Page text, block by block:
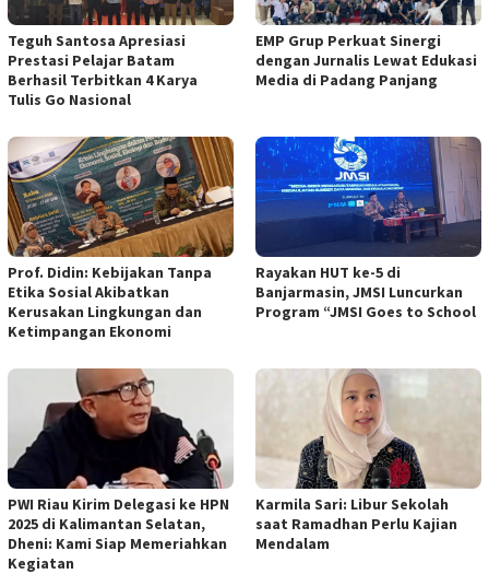
Teguh Santosa Apresiasi
Prestasi Pelajar Batam
Berhasil Terbitkan 4 Karya
Tulis Go Nasional
EMP Grup Perkuat Sinergi
dengan Jurnalis Lewat Edukasi
Media di Padang Panjang
Prof. Didin: Kebijakan Tanpa
Etika Sosial Akibatkan
Kerusakan Lingkungan dan
Ketimpangan Ekonomi
Rayakan HUT ke-5 di
Banjarmasin, JMSI Luncurkan
Program “JMSI Goes to School
PWI Riau Kirim Delegasi ke HPN
2025 di Kalimantan Selatan,
Dheni: Kami Siap Memeriahkan
Kegiatan
Karmila Sari: Libur Sekolah
saat Ramadhan Perlu Kajian
Mendalam